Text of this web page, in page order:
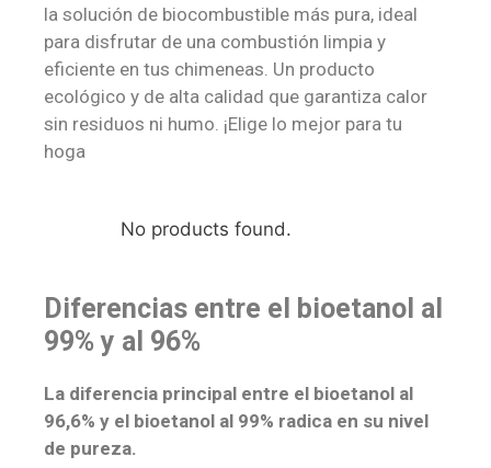
la solución de biocombustible más pura, ideal
para disfrutar de una combustión limpia y
eficiente en tus chimeneas. Un producto
ecológico y de alta calidad que garantiza calor
sin residuos ni humo. ¡Elige lo mejor para tu
hoga
No products found.
Diferencias entre el bioetanol al
99% y al 96%
La diferencia principal entre el bioetanol al
96,6% y el bioetanol al 99% radica en su nivel
de pureza.